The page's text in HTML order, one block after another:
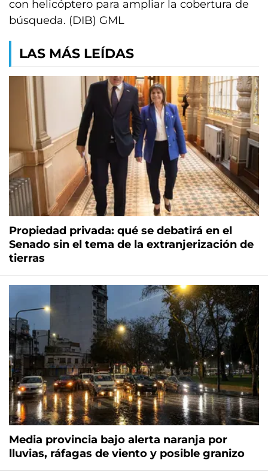
con helicóptero para ampliar la cobertura de
búsqueda. (DIB) GML
LAS MÁS LEÍDAS
Propiedad privada: qué se debatirá en el
Senado sin el tema de la extranjerización de
tierras
Media provincia bajo alerta naranja por
lluvias, ráfagas de viento y posible granizo